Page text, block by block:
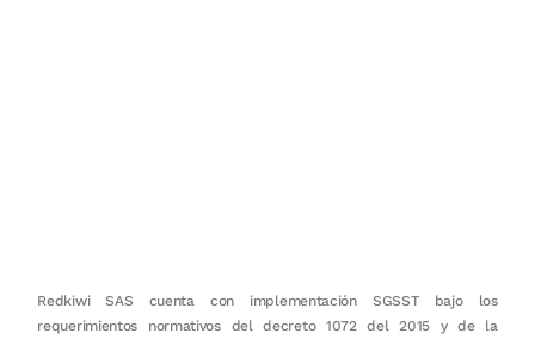
Redkiwi SAS cuenta con implementación SGSST bajo los
requerimientos normativos del decreto 1072 del 2015 y de la